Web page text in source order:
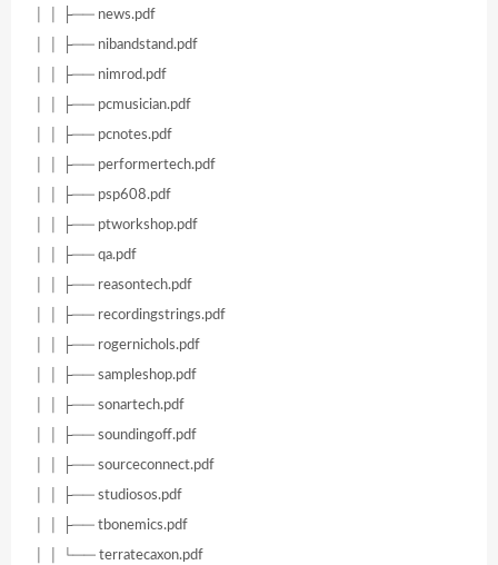
│ │ ├── news.pdf
│ │ ├── nibandstand.pdf
│ │ ├── nimrod.pdf
│ │ ├── pcmusician.pdf
│ │ ├── pcnotes.pdf
│ │ ├── performertech.pdf
│ │ ├── psp608.pdf
│ │ ├── ptworkshop.pdf
│ │ ├── qa.pdf
│ │ ├── reasontech.pdf
│ │ ├── recordingstrings.pdf
│ │ ├── rogernichols.pdf
│ │ ├── sampleshop.pdf
│ │ ├── sonartech.pdf
│ │ ├── soundingoff.pdf
│ │ ├── sourceconnect.pdf
│ │ ├── studiosos.pdf
│ │ ├── tbonemics.pdf
│ │ └── terratecaxon.pdf